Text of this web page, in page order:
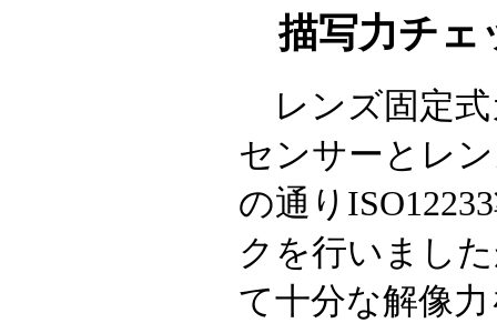
描写力チェ
レンズ固定式
センサーとレ
の通り
クを行いまし
て十分な解像